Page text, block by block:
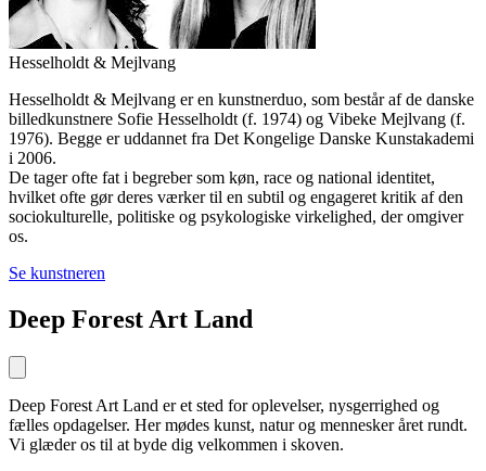
Hesselholdt & Mejlvang
Hesselholdt & Mejlvang er en kunstnerduo, som består af de danske
billedkunstnere Sofie Hesselholdt (f. 1974) og Vibeke Mejlvang (f.
1976). Begge er uddannet fra Det Kongelige Danske Kunstakademi
i 2006.
De tager ofte fat i begreber som køn, race og national identitet,
hvilket ofte gør deres værker til en subtil og engageret kritik af den
sociokulturelle, politiske og psykologiske virkelighed, der omgiver
os.
Se kunstneren
Deep Forest Art Land
Deep Forest Art Land er et sted for oplevelser, nysgerrighed og
fælles opdagelser. Her mødes kunst, natur og mennesker året rundt.
Vi glæder os til at byde dig velkommen i skoven.